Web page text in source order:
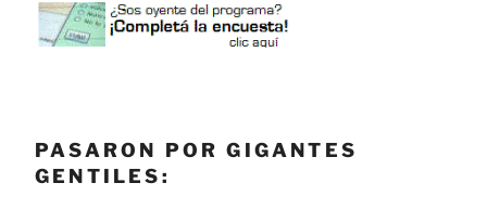
PASARON POR GIGANTES
GENTILES: